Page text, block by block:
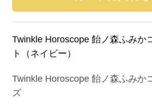
Twinkle Horoscope 飴ノ森ふみ
ト（ネイビー）
Twinkle Horoscope 飴ノ森ふみ
ズ